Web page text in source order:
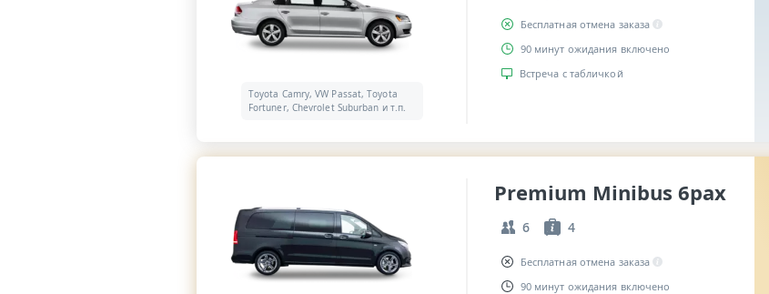
Toyota Camry, VW Passat, Toyota
Fortuner, Chevrolet Suburban и т.п.
Бесплатная отмена заказа
90 минут ожидания включено
Встреча с табличкой
Premium Minibus 6pax
6 4
Бесплатная отмена заказа
90 минут ожидания включено